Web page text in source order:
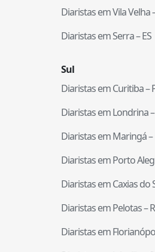
Diaristas emVila Velha
Diaristas emSerra–ES
Sul
Diaristas emCuritiba–
Diaristas emLondrina–
Diaristas emMaringá–
Diaristas emPorto
Diaristas emCaxias do
Diaristas emPelotas–
Diaristas em